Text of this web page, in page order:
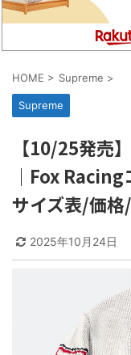
HOME > Supreme >
Supreme
【10/25発売
｜Fox
サイズ表/価
2025年10月24日